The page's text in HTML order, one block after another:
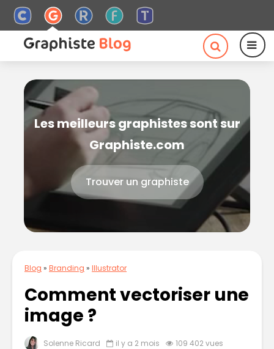
Les meilleurs graphistes sont sur
Graphiste.com
Trouver un graphiste
Blog » Branding » Illustrator
Comment vectoriser une
image ?
Solenne Ricard il y a 2 mois 109 402 vues